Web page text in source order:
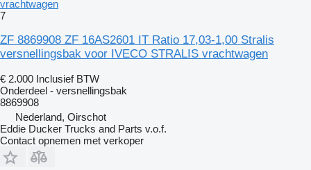
vrachtwagen
7
ZF 8869908 ZF 16AS2601 IT Ratio 17,03-1,00 Stralis
versnellingsbak voor IVECO STRALIS vrachtwagen
€ 2.000 Inclusief BTW
Onderdeel - versnellingsbak
8869908
Nederland, Oirschot
Eddie Ducker Trucks and Parts v.o.f.
Contact opnemen met verkoper